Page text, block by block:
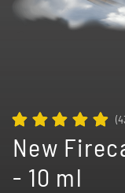
(
New
- 10 ml